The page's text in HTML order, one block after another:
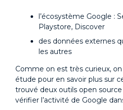
l’écosystème Google :
Playstore, Discover
des données externes
les autres
Comme on est très curieux,
étude pour en savoir plus sur
trouvé deux outils open
vérifier l’activité de Google